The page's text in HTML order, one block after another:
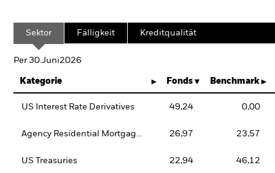
Sektor Fälligkeit Kreditqualität
Per 30.Juni2026
Kategorie Fonds Benchmark
US Interest Rate Derivatives 49,24 0,00
Agency Residential Mortgages 26,97 23,57
US Treasuries 22,94 46,12